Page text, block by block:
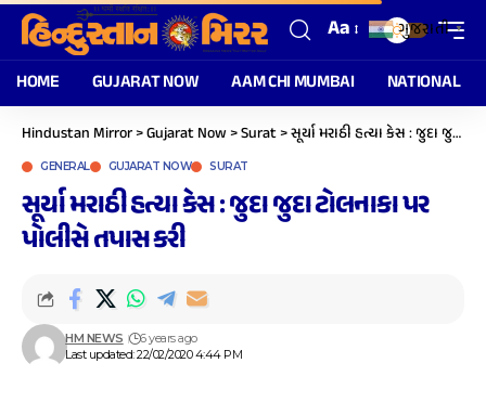
Aa
HOME GUJARAT NOW AAM CHI MUMBAI NATIONAL
Hindustan Mirror>Gujarat Now>Surat>સૂર્યા મરાઠી હત્યા કેસ : જુદા જુદા ટોલનાકા પર પોલીસે તપાસ કરી
GENERAL GUJARAT NOW SURAT
સૂર્યા મરાઠી હત્યા કેસ : જુદા જુદા ટોલનાકા પર
પોલીસે તપાસ કરી
Last updated: 22/02/2020 4:44 PM
HM NEWS 6 years ago
ગુજરાતી ▼